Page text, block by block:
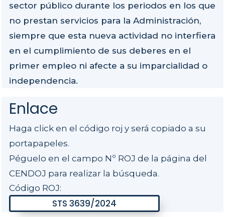
sector público durante los periodos en los que
no prestan servicios para la Administración,
siempre que esta nueva actividad no interfiera
en el cumplimiento de sus deberes en el
primer empleo ni afecte a su imparcialidad o
independencia.
Enlace
Haga click en el código roj y será copiado a su
portapapeles.
Péguelo en el campo Nº ROJ de la página del
CENDOJ para realizar la búsqueda.
Código ROJ: